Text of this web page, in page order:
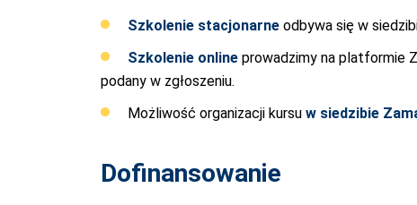
Szkolenie stacjonarne odbywa się w
Szkolenie online prowadzimy na platformie
podany w zgłoszeniu.
Możliwość organizacji kursu w siedzibie
Dofinansowanie